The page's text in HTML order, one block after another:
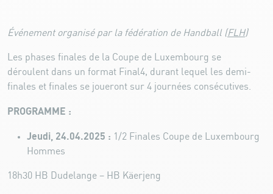
Événement organisé par la fédération de Handball (FLH)
Les phases finales de la Coupe de Luxembourg se
déroulent dans un format Final4, durant lequel les demi-
finales et finales se joueront sur 4 journées consécutives.
PROGRAMME :
Jeudi, 24.04.2025 : 1/2 Finales Coupe de Luxembourg
Hommes
18h30 HB Dudelange – HB Käerjeng